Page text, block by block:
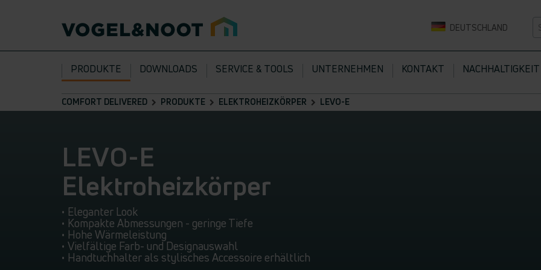
DEUTSCHLAND
PRODUKTE DOWNLOADS SERVICE & TOOLS UNTERNEHMEN KONTAKT NACHHALTIGKEIT
COMFORT DELIVERED PRODUKTE ELEKTROHEIZKÖRPER LEVO-E
LEVO-E
Elektroheizkörper
• Eleganter Look
• Kompakte Abmessungen - geringe Tiefe
• Hohe Wärmeleistung
• Vielfältige Farb- und Designauswahl
• Handtuchhalter als stylisches Accessoire erhältlich